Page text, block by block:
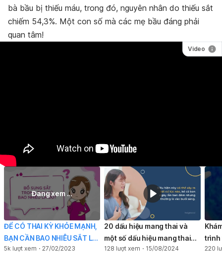
bà bầu bị thiếu máu, trong đó, nguyên nhân do thiếu sắt
chiếm 54,3%. Một con số mà các mẹ bầu đáng phải
quan tâm!
Video
Đang xem ...
ĐỂ CÓ THAI KỲ KHỎE MẠNH,
BẠN CẦN BAO NHIÊU SẮT LÀ
ĐỦ?
5k lượt xem 27/02/2023
20 dấu hiệu mang thai và
một số dấu hiệu mang thai
sớm 2 tuần đầu
128 lượt xem 15/08/2024
trình
220